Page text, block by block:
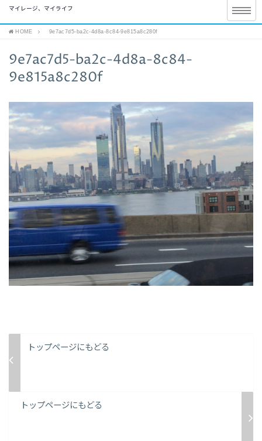
マイレージ、マイライフ
HOME 9e7ac7d5-ba2c-4d8a-8c84-9e815a8c280f
9e7ac7d5-ba2c-4d8a-8c84-
9e815a8c280f
トップページにもどる
トップページにもどる